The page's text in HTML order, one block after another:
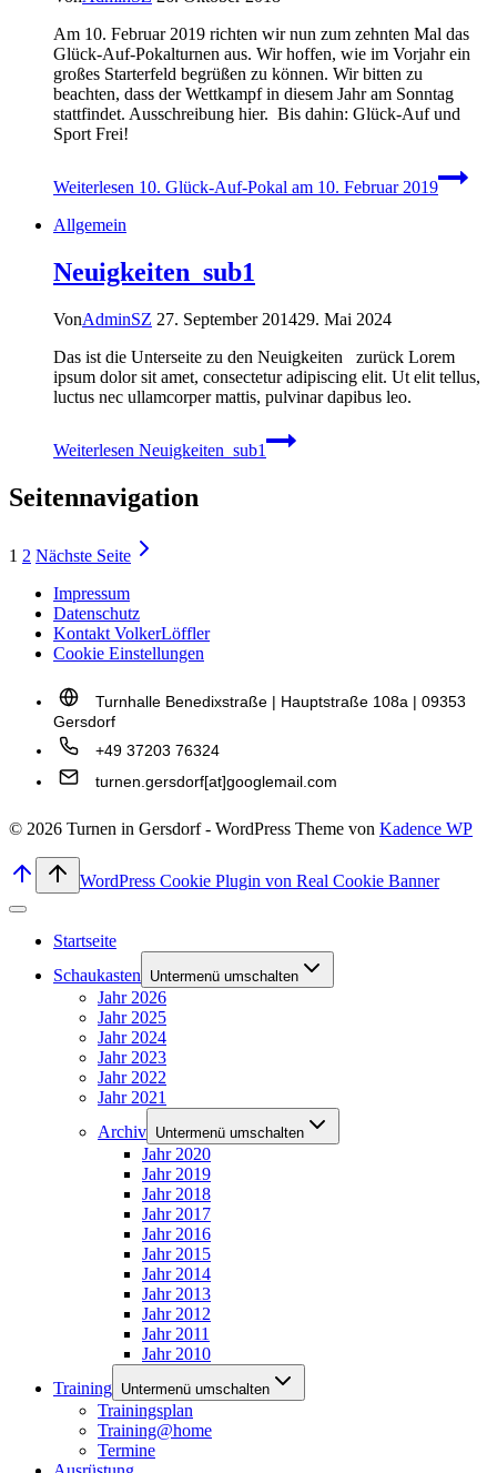
Am 10. Februar 2019 richten wir nun zum zehnten Mal das
Glück-Auf-Pokalturnen aus. Wir hoffen, wie im Vorjahr ein
großes Starterfeld begrüßen zu können. Wir bitten zu
beachten, dass der Wettkampf in diesem Jahr am Sonntag
stattfindet. Ausschreibung hier. Bis dahin: Glück-Auf und
Sport Frei!
Weiterlesen 10. Glück-Auf-Pokal am 10. Februar 2019
Allgemein
Neuigkeiten_sub1
VonAdminSZ 27. September 201429. Mai 2024
Das ist die Unterseite zu den Neuigkeiten zurück Lorem
ipsum dolor sit amet, consectetur adipiscing elit. Ut elit tellus,
luctus nec ullamcorper mattis, pulvinar dapibus leo.
Weiterlesen Neuigkeiten_sub1
Seitennavigation
1 2 Nächste Seite
Impressum
Datenschutz
Kontakt VolkerLöffler
Cookie Einstellungen
Turnhalle Benedixstraße | Hauptstraße 108a | 09353
Gersdorf
+49 37203 76324
turnen.gersdorf[at]googlemail.com
© 2026 Turnen in Gersdorf - WordPress Theme von Kadence WP
WordPress Cookie Plugin von Real Cookie Banner
Startseite
Schaukasten
Untermenü umschalten
Jahr 2026
Jahr 2025
Jahr 2024
Jahr 2023
Jahr 2022
Jahr 2021
Archiv Untermenü umschalten
Jahr 2020
Jahr 2019
Jahr 2018
Jahr 2017
Jahr 2016
Jahr 2015
Jahr 2014
Jahr 2013
Jahr 2012
Jahr 2011
Jahr 2010
Training Untermenü umschalten
Trainingsplan
Training@home
Termine